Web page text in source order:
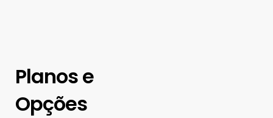
Planos e
Opções